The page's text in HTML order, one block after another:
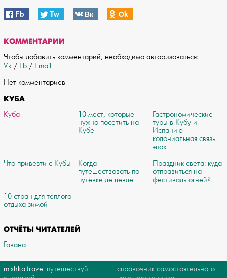
Fb Tw Вк Оk
КОММЕНТАРИИ
Чтобы добавить комментарий, необходимо авторизоваться:
Vk / Fb / Email
Нет комментариев
КУБА
Куба
10 мест, которые
нужно посетить на
Кубе
Гастрономические
туры в Кубу и
Испанию -
колониальная связь
эпох
Что привезти с Кубы
Когда
путешествовать по
путевке дешевле
Праздник света: куда
отправиться на
фестиваль огней?
10 стран для теплого
отдыха зимой
ОТЧЁТЫ ЧИТАТЕЛЕЙ
Гавана
mishka.travel путешествуй
справочник самостоятельного